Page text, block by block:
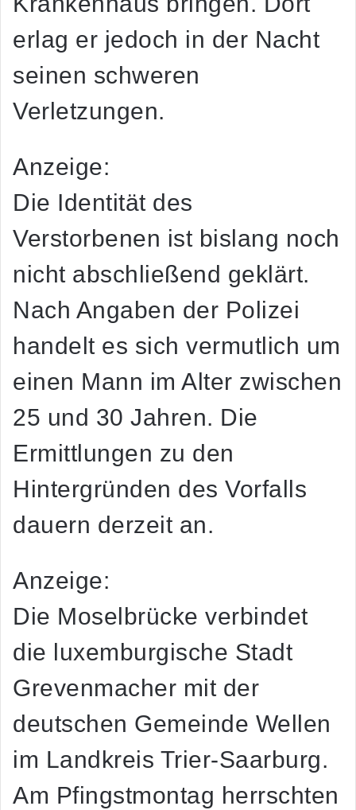
erlag er jedoch in der Nacht
seinen schweren
Verletzungen.
Anzeige:
Die Identität des
Verstorbenen ist bislang noch
nicht abschließend geklärt.
Nach Angaben der Polizei
handelt es sich vermutlich um
einen Mann im Alter zwischen
25 und 30 Jahren. Die
Ermittlungen zu den
Hintergründen des Vorfalls
dauern derzeit an.
Anzeige:
Die Moselbrücke verbindet
die luxemburgische Stadt
Grevenmacher mit der
deutschen Gemeinde Wellen
im Landkreis Trier-Saarburg.
Am Pfingstmontag herrschten